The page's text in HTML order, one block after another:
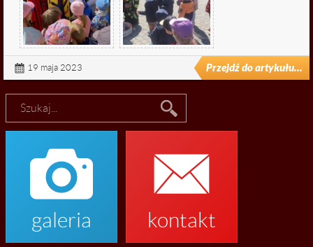
19 maja 2023 Przejdź do artykułu...

galeria

kontakt